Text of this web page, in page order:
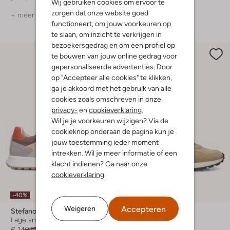
zorgen dat onze website goed
functioneert, om jouw voorkeuren op
te slaan, om inzicht te verkrijgen in
bezoekersgedrag en om een profiel op
te bouwen van jouw online gedrag voor
gepersonaliseerde advertenties. Door
op "Accepteer alle cookies" te klikken,
ga je akkoord met het gebruik van alle
cookies zoals omschreven in onze
privacy- en cookieverklaring
Wil je je voorkeuren wijzigen? Via de
cookieknop onderaan de pagina kun je
jouw toestemming ieder moment
intrekken. Wil je meer informatie of een
klacht indienen? Ga naar onze
cookieverklaring
Weigeren Accepteren
+ meer kleuren + meer kleuren
-40%
Stefano Lauran
Lage sneakers
-70%
Stefano Lauran
Lage sneakers